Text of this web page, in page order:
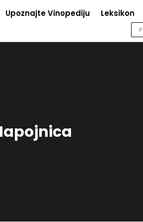
Upoznajte Vinopediju Leksikon